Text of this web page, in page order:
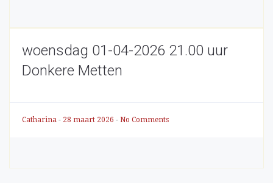
woensdag 01-04-2026 21.00 uur
Donkere Metten
Catharina - 28 maart 2026 - No Comments